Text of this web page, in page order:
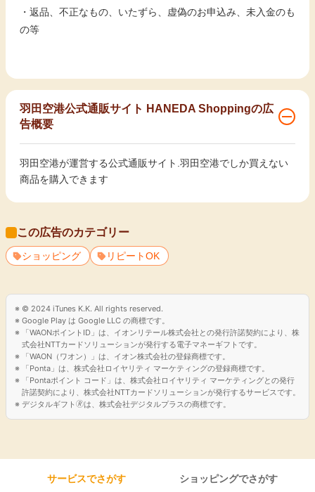
・返品、不正なもの、いたずら、虚偽のお申込み、未入金のも
の等
羽田空港公式通販サイト HANEDA Shoppingの広
告概要
羽田空港が運営する公式通販サイト.羽田空港でしか買えない
商品を購入できます
この広告のカテゴリー
ショッピング リピートOK
© 2024 iTunes K.K. All rights reserved.
Google Play は Google LLC の商標です。
「WAONポイントID」は、イオンリテール株式会社との発行許諾契約により、株
式会社NTTカードソリューションが発行する電子マネーギフトです。
「WAON（ワオン）」は、イオン株式会社の登録商標です。
「Ponta」は、株式会社ロイヤリティ マーケティングの登録商標です。
「Pontaポイント コード」は、株式会社ロイヤリティ マーケティングとの発行
許諾契約により、株式会社NTTカードソリューションが発行するサービスです。
デジタルギフト🄬は、株式会社デジタルプラスの商標です。
サービスでさがす ショッピングでさがす